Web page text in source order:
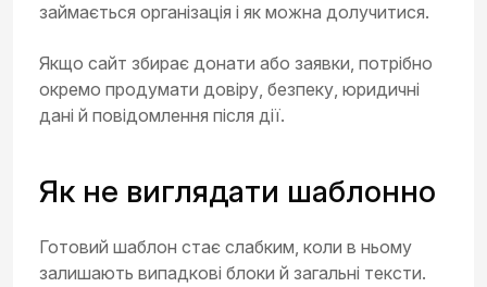
займається організація і як можна долучитися.
Якщо сайт збирає донати або заявки, потрібно
окремо продумати довіру, безпеку, юридичні
дані й повідомлення після дії.
Як не виглядати шаблонно
Готовий шаблон стає слабким, коли в ньому
залишають випадкові блоки й загальні тексти.